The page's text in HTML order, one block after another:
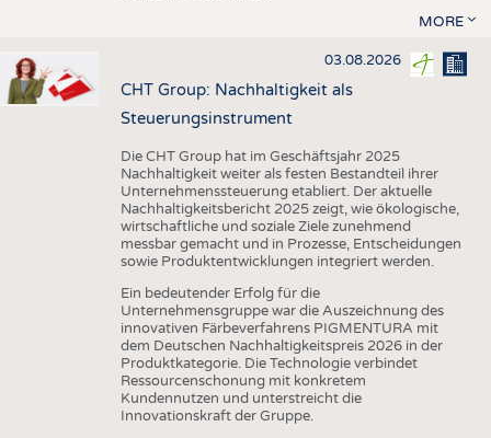
MORE
03.08.2026
CHT Group: Nachhaltigkeit als
Steuerungsinstrument
Die CHT Group hat im Geschäftsjahr 2025
Nachhaltigkeit weiter als festen Bestandteil ihrer
Unternehmenssteuerung etabliert. Der aktuelle
Nachhaltigkeitsbericht 2025 zeigt, wie ökologische,
wirtschaftliche und soziale Ziele zunehmend
messbar gemacht und in Prozesse, Entscheidungen
sowie Produktentwicklungen integriert werden.
Ein bedeutender Erfolg für die
Unternehmensgruppe war die Auszeichnung des
innovativen Färbeverfahrens PIGMENTURA mit
dem Deutschen Nachhaltigkeitspreis 2026 in der
Produktkategorie. Die Technologie verbindet
Ressourcenschonung mit konkretem
Kundennutzen und unterstreicht die
Innovationskraft der Gruppe.